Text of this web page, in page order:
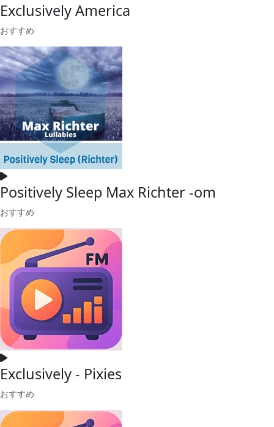
Exclusively America
おすすめ
Positively Sleep Max Richter -om
おすすめ
Exclusively - Pixies
おすすめ